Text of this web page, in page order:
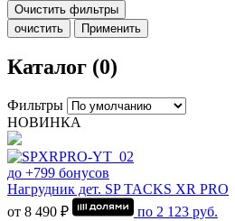
Очистить фильтры
очистить
Применить
Каталог (0)
Фильтры
НОВИНКА
до +799 бонусов
Нагрудник дет. SP TACKS XR PRO
от 8 490 ₽
по 2 123 руб.